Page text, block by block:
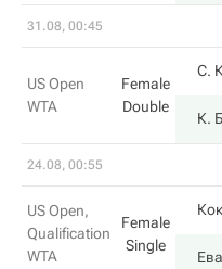
31.08, 00:45
US Open
WTA
Female
Double
С.
К.
24.08, 00:55
US Open,
Qualification
WTA
Female
Single